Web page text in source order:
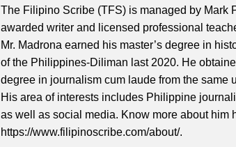
The Filipino Scribe (TFS) is managed by Mark
awarded writer and licensed professional
Mr. Madrona earned his master’s degree in
of the Philippines-Diliman last 2020. He
degree in journalism cum laude from the same
His area of interests includes Philippine
as well as social media. Know more about him
https://www.filipinoscribe.com/about/.